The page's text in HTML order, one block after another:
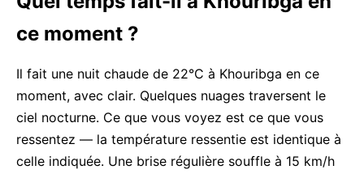
ce moment ?
Il fait une nuit chaude de 22°C à Khouribga en ce
moment, avec clair. Quelques nuages traversent le
ciel nocturne. Ce que vous voyez est ce que vous
ressentez — la température ressentie est identique à
celle indiquée. Une brise régulière souffle à 15 km/h